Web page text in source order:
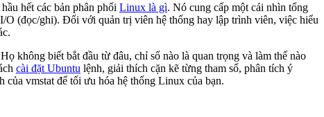
hết các bản phân phối Linux là gì. Nó cung cấp một cái nhìn tổng
O (đọc/ghi). Đối với quản trị viên hệ thống hay lập trình viên, việc hiểu
không biết bắt đầu từ đâu, chỉ số nào là quan trọng và làm thế nào
cài đặt Ubuntu lệnh, giải thích cặn kẽ từng tham số, phân tích ý
của vmstat để tối ưu hóa hệ thống Linux của bạn.